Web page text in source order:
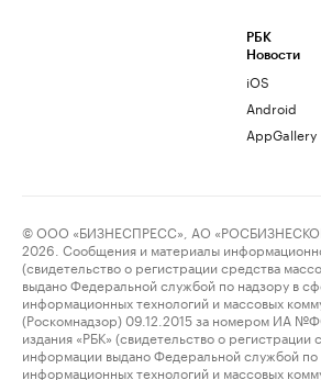
РБК
Новости
iOS
Android
AppGallery
© ООО «БИЗНЕСПРЕСС», АО
2026. Сообщения и материалы
(свидетельство о регистрации средства
выдано Федеральной службой по надзору в
информационных технологий и массовых
(Роскомнадзор) 09.12.2015 за номером ИА
издания «РБК» (свидетельство о регистрации
информации выдано Федеральной службой по
информационных технологий и массовых